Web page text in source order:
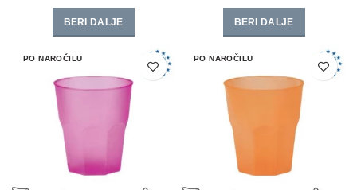
BERI DALJE BERI DALJE
PO NAROČILU PO NAROČILU